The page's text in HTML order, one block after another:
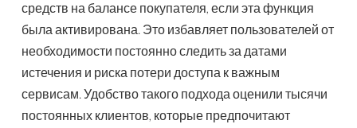
средств на балансе покупателя, если эта функция
была активирована. Это избавляет пользователей от
необходимости постоянно следить за датами
истечения и риска потери доступа к важным
сервисам. Удобство такого подхода оценили тысячи
постоянных клиентов, которые предпочитают